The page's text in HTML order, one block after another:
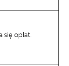
opłat.